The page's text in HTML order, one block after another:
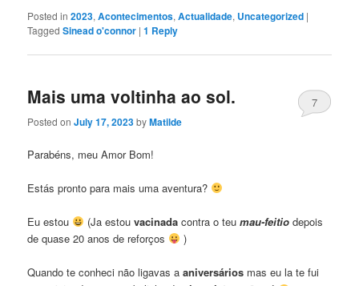
Posted in 2023,Acontecimentos,Actualidade, Uncategorized |
Tagged Sinead o'connor |1 Reply
Mais uma voltinha ao sol.
Posted onJuly 17, 2023byMatilde
7
Parabéns, meu Amor Bom!
Estás pronto para mais uma aventura?
Eu estou (Ja estou vacinadacontra o teu mau-feitiodepois
de quase 20 anos de reforços
)
Quando te conheci não ligavas aaniversários mas eu la te fui